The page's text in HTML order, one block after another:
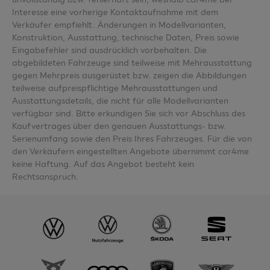
Interesse eine vorherige Kontaktaufnahme mit dem
Verkäufer empfiehlt. Änderungen in Modellvarianten,
Konstruktion, Ausstattung, technische Daten, Preis sowie
Eingabefehler sind ausdrücklich vorbehalten. Die
abgebildeten Fahrzeuge sind teilweise mit Mehrausstattung
gegen Mehrpreis ausgerüstet bzw. zeigen die Abbildungen
teilweise aufpreispflichtige Mehrausstattungen und
Ausstattungsdetails, die nicht für alle Modellvarianten
verfügbar sind. Bitte erkundigen Sie sich vor Abschluss des
Kaufvertrages über den genauen Ausstattungs- bzw.
Serienumfang sowie den Preis Ihres Fahrzeuges. Für die von
den Verkäufern eingestellten Angebote übernimmt car4me
keine Haftung. Auf das Angebot besteht kein
Rechtsanspruch.